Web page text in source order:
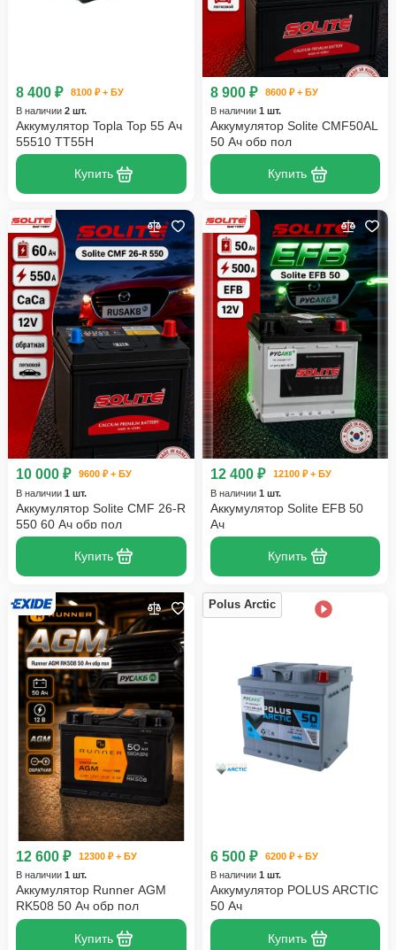
8 400 ₽
8100 ₽ + БУ
В наличии 2 шт.
Аккумулятор Topla Top 55 Ач
55510 TT55H
Купить
8 900 ₽
8600 ₽ + БУ
В наличии 1 шт.
Аккумулятор Solite CMF50AL
50 Ач обр пол
Купить
10 000 ₽
9600 ₽ + БУ
В наличии 1 шт.
Аккумулятор Solite CMF 26-R
550 60 Ач обр пол
Купить
12 400 ₽
12100 ₽ + БУ
В наличии 1 шт.
Аккумулятор Solite EFB 50
Ач
Купить
12 600 ₽
12300 ₽ + БУ
В наличии 1 шт.
Аккумулятор Runner AGM
RK508 50 Ач обр пол
Купить
Polus Arctic
6 500 ₽
6200 ₽ + БУ
В наличии 1 шт.
Аккумулятор POLUS ARCTIC
50 Ач
Купить